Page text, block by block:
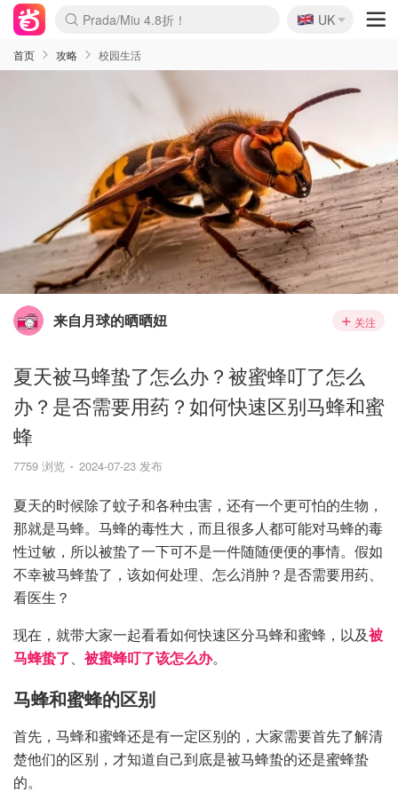
麦卢卡蜂蜜夏促！个位数！
Prada/Miu 4.8折！
啥？必胜客披萨5折！
🇬🇧
UK
首页 攻略 校园生活
来自月球的晒晒妞 关注
夏天被马蜂蛰了怎么办？被蜜蜂叮了怎么
办？是否需要用药？如何快速区别马蜂和蜜
蜂
7759 浏览 2024-07-23 发布
夏天的时候除了蚊子和各种虫害，还有一个更可怕的生物，
那就是马蜂。马蜂的毒性大，而且很多人都可能对马蜂的毒
性过敏，所以被蛰了一下可不是一件随随便便的事情。假如
不幸被马蜂蛰了，该如何处理、怎么消肿？是否需要用药、
看医生？
现在，就带大家一起看看如何快速区分马蜂和蜜蜂，以及被
马蜂蛰了、 被蜜蜂叮了该怎么办。
马蜂和蜜蜂的区别
首先，马蜂和蜜蜂还是有一定区别的，大家需要首先了解清
楚他们的区别，才知道自己到底是被马蜂蛰的还是蜜蜂蛰
的。